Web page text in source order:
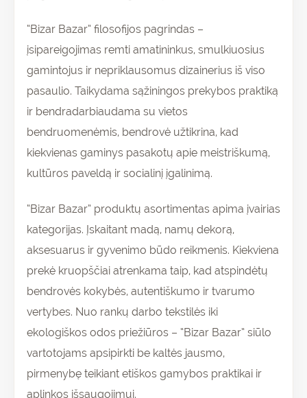
“Bizar Bazar” filosofijos pagrindas –
įsipareigojimas remti amatininkus, smulkiuosius
gamintojus ir nepriklausomus dizainerius iš viso
pasaulio. Taikydama sąžiningos prekybos praktiką
ir bendradarbiaudama su vietos
bendruomenėmis, bendrovė užtikrina, kad
kiekvienas gaminys pasakotų apie meistriškumą,
kultūros paveldą ir socialinį įgalinimą.
“Bizar Bazar” produktų asortimentas apima įvairias
kategorijas. Įskaitant madą, namų dekorą,
aksesuarus ir gyvenimo būdo reikmenis. Kiekviena
prekė kruopščiai atrenkama taip, kad atspindėtų
bendrovės kokybės, autentiškumo ir tvarumo
vertybes. Nuo rankų darbo tekstilės iki
ekologiškos odos priežiūros – “Bizar Bazar” siūlo
vartotojams apsipirkti be kaltės jausmo,
pirmenybę teikiant etiškos gamybos praktikai ir
aplinkos išsaugojimui.